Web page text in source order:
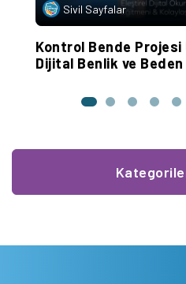
Sivil Sayfalar
Kontrol Bende
Dijital Benlik ve Beden